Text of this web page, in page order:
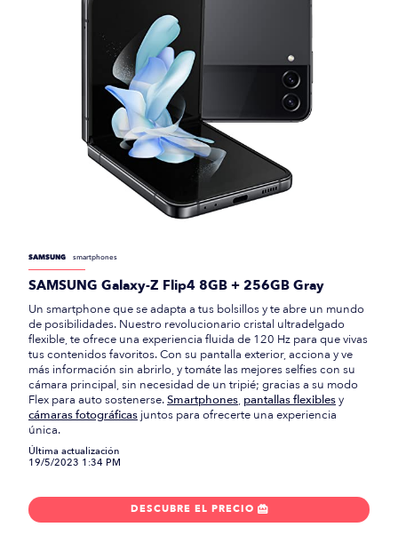
SAMSUNG smartphones
SAMSUNG Galaxy-Z Flip4 8GB + 256GB Gray
Un smartphone que se adapta a tus bolsillos y te abre un mundo
de posibilidades. Nuestro revolucionario cristal ultradelgado
flexible, te ofrece una experiencia fluida de 120 Hz para que vivas
tus contenidos favoritos. Con su pantalla exterior, acciona y ve
más información sin abrirlo, y tomáte las mejores selfies con su
cámara principal, sin necesidad de un tripié; gracias a su modo
Flex para auto sostenerse.Smartphones, pantallas flexiblesy
cámaras fotográficas juntos para ofrecerte una experiencia
única.
Última actualización
19/5/2023 1:34 PM
DESCUBRE EL PRECIO 